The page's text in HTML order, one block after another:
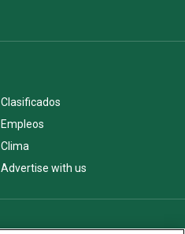
Clasificados
Empleos
Clima
Advertise with us